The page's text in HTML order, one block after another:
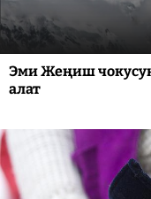
Эми Жеңиш
алат